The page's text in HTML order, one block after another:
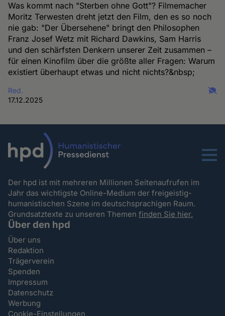
Was kommt nach "Sterben ohne Gott"? Filmemacher
Moritz Terwesten dreht jetzt den Film, den es so noch
nie gab: "Der Übersehene" bringt den Philosophen
Franz Josef Wetz mit Richard Dawkins, Sam Harris
und den schärfsten Denkern unserer Zeit zusammen –
für einen Kinofilm über die größte aller Fragen: Warum
existiert überhaupt etwas und nicht nichts?&nbsp;
Red.
17.12.2025
Menu
Der hpd ist mit mehreren Millionen Seitenaufrufen im
Jahr das wichtigste Online-Medium der freigeistig-
humanistischen Szene im deutschsprachigen Raum.
Grundsatztexte zu unseren Themenfinden Sie hier.
Über den hpd
Über uns
Redaktion
Trägerverein
Spenden
Impressum
Datenschutz
Werbung
Cookie-Einstellungen